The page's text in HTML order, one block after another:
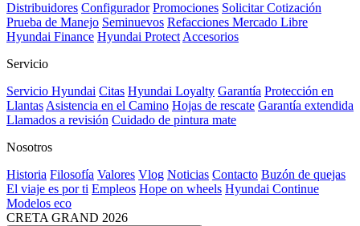
Distribuidores Configurador Promociones Solicitar Cotización
Prueba de Manejo Seminuevos Refacciones Mercado Libre
Hyundai Finance Hyundai Protect Accesorios
Servicio
Servicio Hyundai Citas Hyundai Loyalty Garantía Protección en
Llantas Asistencia en el Camino Hojas de rescate Garantía extendida
Llamados a revisión Cuidado de pintura mate⁠
Nosotros
Historia Filosofía Valores Vlog Noticias Contacto Buzón de quejas
El viaje es por ti Empleos Hope on wheels Hyundai Continue
Modelos eco
CRETA GRAND 2026